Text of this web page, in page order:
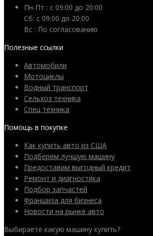
Пн-Пт : с 09:00 до 20:00
Сб: c 09:00 до 20:00
Вс : По согласованию
Полезные ссылки
Автомобили
Мотоциклы
Водный транспорт
Сельхоз техника
Спец техника
Помощь в покупке
Как купить авто из США
Подберем лучшую машину
Предоставим выгодный кредит
Ремонт и диагностика
Подбор запчастей
Франшиза для бизнеса
Новости на рынке авто
Выбираете какую машину купить?